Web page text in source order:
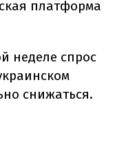
платформа
неделе спрос
снижаться.